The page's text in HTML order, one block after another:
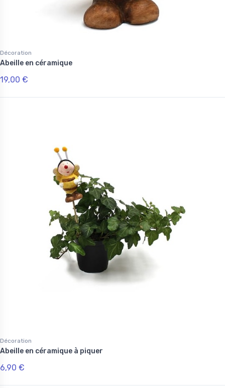
Décoration
Abeille en céramique
19,00 €
Décoration
Abeille en céramique à piquer
6,90 €